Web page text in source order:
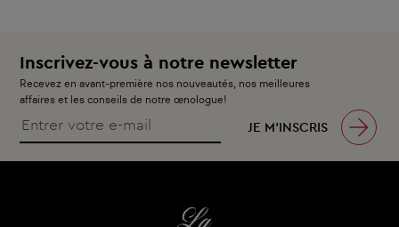
Inscrivez-vous à notre newsletter
Recevez en avant-première nos nouveautés, nos meilleures
affaires et les conseils de notre œnologue!
JE M’INSCRIS